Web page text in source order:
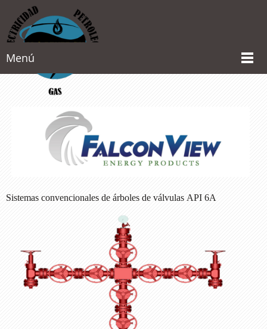
Menú
Sistemas convencionales de árboles de válvulas API 6A